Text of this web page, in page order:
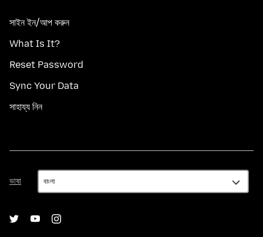
সাইন ইন/আপ করুন
What Is It?
Reset Password
Sync Your Data
সাহায্য নিন
ভাষা
ভাষা